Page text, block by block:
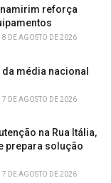
reforça
8 DE AGOSTO DE 2026
média nacional
7 DE AGOSTO DE 2026
na Rua Itália,
prepara solução
7 DE AGOSTO DE 2026